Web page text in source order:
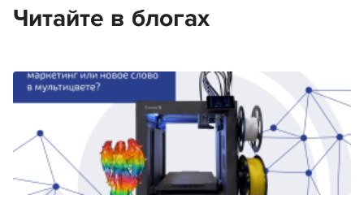
Читайте в блогах